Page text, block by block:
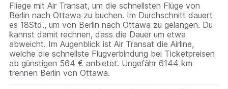
Fliege mit Air Transat, um die schnellsten Flüge von
Berlin nach Ottawa zu buchen. Im Durchschnitt dauert
es 18Std., um von Berlin nach Ottawa zu gelangen. Du
kannst damit rechnen, dass die Dauer um etwa
abweicht. Im Augenblick ist Air Transat die Airline,
welche die schnellste Flugverbindung bei Ticketpreisen
ab günstigen 564 € anbietet. Ungefähr 6144 km
trennen Berlin von Ottawa.